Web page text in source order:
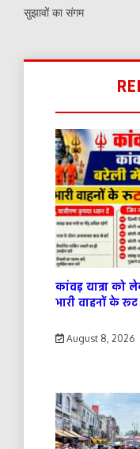
सुझावों का संगम
कांवड़ यात्रा को
भारी वाहनों के
August 8, 2026